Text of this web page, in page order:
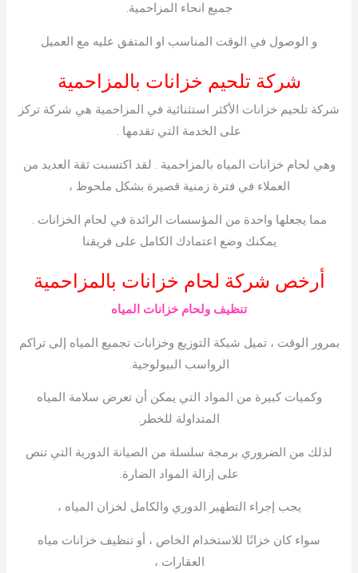
جميع انحاء المزاحمية.
و الوصول في الوقت المناسب او المتفق عليه مع العميل
شركة تلحيم خزانات بالمزاحمية
شركة تلحيم خزانات الأكثر استثنائية في المزاحمية هي شركة تركز
على الخدمة التي تقدمها .
وهي لحام خزانات المياه بالمزاحمية . لقد اكتسبت ثقة العديد من
العملاء في فترة زمنية قصيرة بشكل ملحوظ ،
مما يجعلها واحدة من المؤسسات الرائدة في لحام الخزانات .
يمكنك وضع اعتمادك الكامل على فريقنا
أرخص شركة لحام خزانات بالمزاحمية
تنظيف ولحام خزانات المياه
بمرور الوقت ، تميل شبكة التوزيع وخزانات تجميع المياه إلى تراكم
الرواسب البيولوجية.
وكميات كبيرة من المواد التي يمكن أن تعرض سلامة المياه
المتداولة للخطر.
لذلك من الضروري برمجة سلسلة من الصيانة الدورية التي تنص
على إزالة المواد الضارة.
يجب إجراء التطهير الدوري والكامل لخزان المياه ،
سواء كان خزانًا للاستخدام الخاص ، أو تنظيف خزانات مياه
العقارات ،